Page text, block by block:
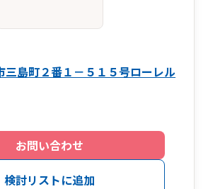
三島町２番１－５１５号ローレル
お問い合わせ
検討リストに追加